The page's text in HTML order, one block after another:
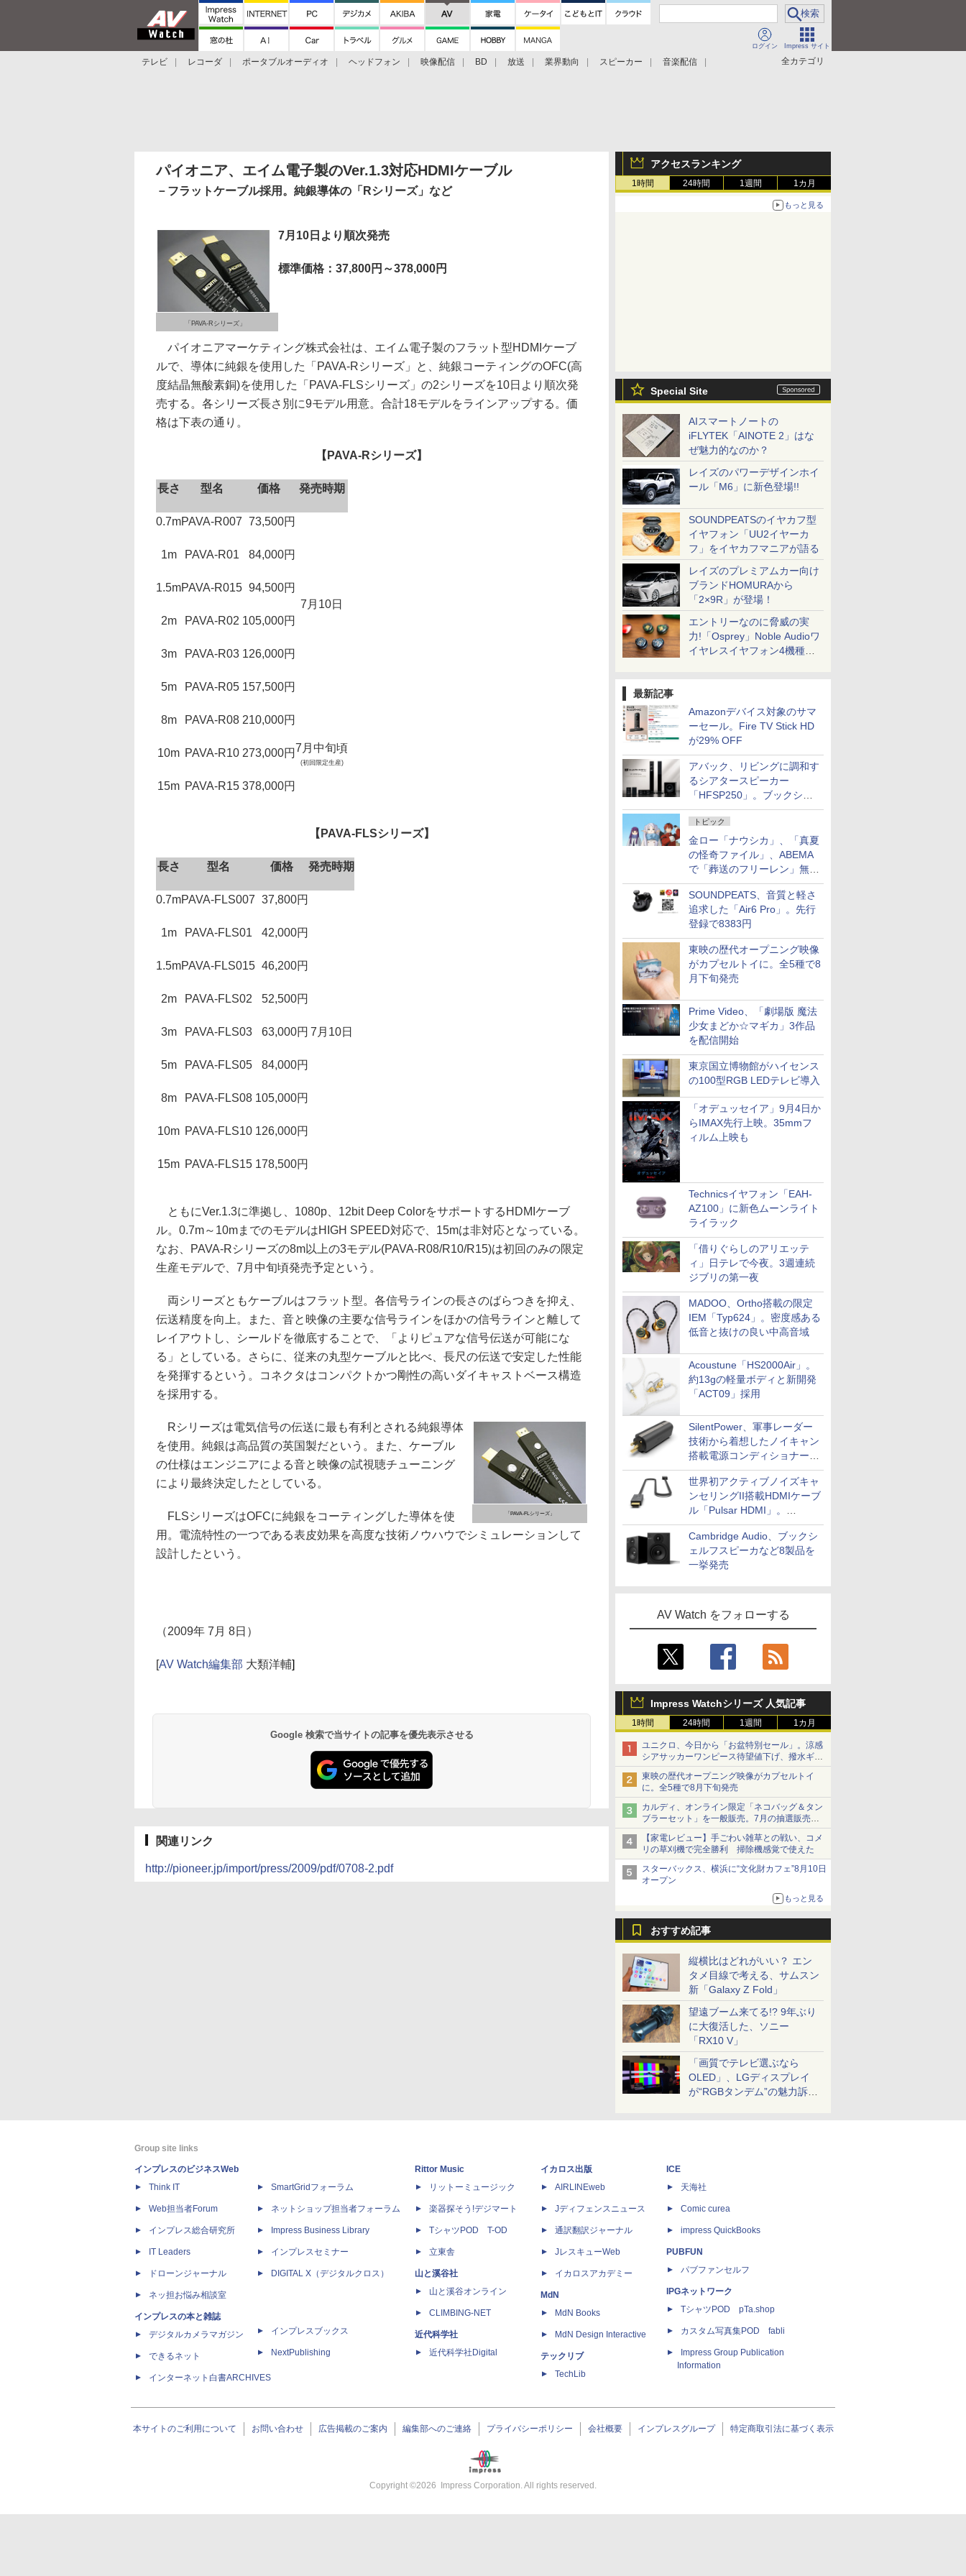
ログイン Impress サイト
全カテゴリ
テレビ レコーダ ポータブルオーディオ ヘッドフォン 映像配信 BD 放送 業界動向 スピーカー
音楽配信
アクセスランキング
1時間 24時間 1週間 1カ月
もっと見る
Special Site
AIスマートノートの
iFLYTEK「AINOTE 2」はな
ぜ魅力的なのか？
レイズのパワーデザインホイ
ール「M6」に新色登場!!
SOUNDPEATSのイヤカフ型
イヤフォン「UU2イヤーカ
フ」をイヤカフマニアが語る
レイズのプレミアムカー向け
ブランドHOMURAから
「2×9R」が登場！
エントリーなのに脅威の実
力!「Osprey」Noble Audioワ
イヤレスイヤフォン4機種を
最新記事
Amazonデバイス対象のサマ
ーセール。Fire TV Stick HD
が29% OFF
アバック、リビングに調和す
るシアタースピーカー
「HFSP250」。ブックシェ
ルフはペア3万円以下
トピック
金ロー「ナウシカ」、「真夏
の怪奇ファイル」、ABEMA
で「葬送のフリーレン」無料
配信など。夏の特番・配信情
報
SOUNDPEATS、音質と軽さ
追求した「Air6 Pro」。先行
登録で8383円
東映の歴代オープニング映像
がカプセルトイに。全5種で8
月下旬発売
Prime Video、「劇場版 魔法
少女まどか☆マギカ」3作品
を配信開始
東京国立博物館がハイセンス
の100型RGB LEDテレビ導入
「オデュッセイア」9月4日か
らIMAX先行上映。35mmフ
ィルム上映も
Technicsイヤフォン「EAH-
AZ100」に新色ムーンライト
ライラック
「借りぐらしのアリエッテ
ィ」日テレで今夜。3週連続
ジブリの第一夜
MADOO、Ortho搭載の限定
IEM「Typ624」。密度感ある
低音と抜けの良い中高音域
Acoustune「HS2000Air」。
約13gの軽量ボディと新開発
「ACT09」採用
SilentPower、軍事レーダー
技術から着想したノイキャン
搭載電源コンディショナー
「AC iPurifier2」
世界初アクティブノイズキャ
ンセリングII搭載HDMIケーブ
ル「Pulsar HDMI」。
SilentPowerから
Cambridge Audio、ブックシ
ェルフスピーカなど8製品を
一挙発売
AV Watch をフォローする
Impress Watchシリーズ 人気記事
1時間 24時間 1週間 1カ月
ユニクロ、今日から「お盆特別セール」。涼感
シアサッカーワンピース待望値下げ、撥水ギア
ショーツは1990円に
東映の歴代オープニング映像がカプセルトイ
に。全5種で8月下旬発売
カルディ、オンライン限定「ネコバッグ＆タン
ブラーセット」を一般販売。7月の抽選販売の
当選無効分
【家電レビュー】手ごわい雑草との戦い、コメ
リの草刈機で完全勝利 掃除機感覚で使えた
スターバックス、横浜に“文化財カフェ”8月10日
オープン
もっと見る
おすすめ記事
縦横比はどれがいい？ エン
タメ目線で考える、サムスン
新「Galaxy Z Fold」
望遠ブーム来てる!? 9年ぶり
に大復活した、ソニー
「RX10 V」
「画質でテレビ選ぶなら
OLED」、LGディスプレイ
が“RGBタンデム”の魅力訴
パイオニア、エイム電子製のVer.1.3対応HDMIケーブル
－フラットケーブル採用。純銀導体の「Rシリーズ」など
「PAVA-Rシリーズ」
7月10日より順次発売
標準価格：37,800円～378,000円
パイオニアマーケティング株式会社は、エイム電子製のフラット型HDMIケーブ
ルで、導体に純銀を使用した「PAVA-Rシリーズ」と、純銀コーティングのOFC(高
度結晶無酸素銅)を使用した「PAVA-FLSシリーズ」の2シリーズを10日より順次発
売する。各シリーズ長さ別に9モデル用意。合計18モデルをラインアップする。価
格は下表の通り。
【PAVA-Rシリーズ】
長さ 型名 価格 発売時期
0.7mPAVA-R007 73,500円
7月10日
1m PAVA-R01 84,000円
1.5mPAVA-R015 94,500円
2m PAVA-R02 105,000円
3m PAVA-R03 126,000円
5m PAVA-R05 157,500円
8m PAVA-R08 210,000円
7月中旬頃
(初回限定生産)
10m PAVA-R10 273,000円
15m PAVA-R15 378,000円
【PAVA-FLSシリーズ】
長さ 型名 価格 発売時期
0.7mPAVA-FLS007 37,800円
7月10日
1m PAVA-FLS01 42,000円
1.5mPAVA-FLS015 46,200円
2m PAVA-FLS02 52,500円
3m PAVA-FLS03 63,000円
5m PAVA-FLS05 84,000円
8m PAVA-FLS08 105,000円
10m PAVA-FLS10 126,000円
15m PAVA-FLS15 178,500円
ともにVer.1.3に準拠し、1080p、12bit Deep ColorをサポートするHDMIケーブ
ル。0.7m～10mまでのモデルはHIGH SPEED対応で、15mは非対応となっている。
なお、PAVA-Rシリーズの8m以上の3モデル(PAVA-R08/R10/R15)は初回のみの限定
生産モデルで、7月中旬頃発売予定という。
両シリーズともケーブルはフラット型。各信号ラインの長さのばらつきを抑え、
伝送精度を向上。また、音と映像の主要な信号ラインをほかの信号ラインと離して
レイアウトし、シールドを徹底することで、「よりピュアな信号伝送が可能にな
る」としている。さらに、従来の丸型ケーブルと比べ、長尺の伝送で安定した性能
を発揮するという。コネクタはコンパクトかつ剛性の高いダイキャストベース構造
を採用する。
「PAVA-FLシリーズ」
Rシリーズは電気信号の伝送に最も有利とされる純銀導体
を使用。純銀は高品質の英国製だという。また、ケーブル
の仕様はエンジニアによる音と映像の試視聴チューニング
により最終決定したとしている。
FLSシリーズはOFCに純銀をコーティングした導体を使
用。電流特性の一つである表皮効果を高度な技術ノウハウでシミュレーションして
設計したという。
（2009年 7月 8日）
[AV Watch編集部 大類洋輔]
Google 検索で当サイトの記事を優先表示させる
関連リンク
http://pioneer.jp/import/press/2009/pdf/0708-2.pdf
Group site links
インプレスのビジネスWeb
Think IT
Web担当者Forum
インプレス総合研究所
IT Leaders
ドローンジャーナル
ネッ担お悩み相談室
インプレスの本と雑誌
デジタルカメラマガジン
できるネット
インターネット白書ARCHIVES
SmartGridフォーラム
ネットショップ担当者フォーラム
Impress Business Library
インプレスセミナー
DIGITAL X（デジタルクロス）
インプレスブックス
NextPublishing
Rittor Music
リットーミュージック
楽器探そう!デジマート
TシャツPOD T-OD
立東舎
山と溪谷社
山と溪谷オンライン
CLIMBING-NET
近代科学社
近代科学社Digital
イカロス出版
AIRLINEweb
Jディフェンスニュース
通訳翻訳ジャーナル
JレスキューWeb
イカロスアカデミー
MdN
MdN Books
MdN Design Interactive
テックリブ
TechLib
ICE
天海社
Comic curea
impress QuickBooks
PUBFUN
パブファンセルフ
IPGネットワーク
TシャツPOD pTa.shop
カスタム写真集POD fabli
Impress Group Publication
Information
本サイトのご利用について お問い合わせ 広告掲載のご案内 編集部へのご連絡 プライバシーポリシー 会社概要 インプレスグループ 特定商取引法に基づく表示
Copyright ©2026 Impress Corporation. All rights reserved.